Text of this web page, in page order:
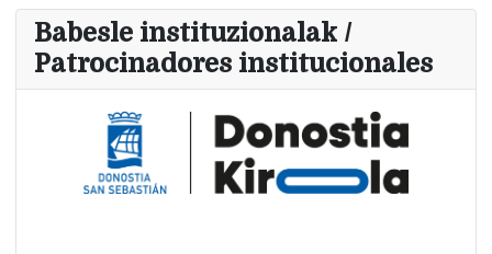
Babesle instituzionalak /
Patrocinadores institucionales